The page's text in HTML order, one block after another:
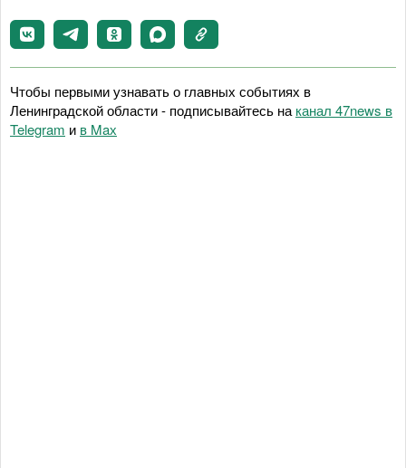
Чтобы первыми узнавать о главных событиях в
Ленинградской области - подписывайтесь на канал 47news в
Telegram и в Maх